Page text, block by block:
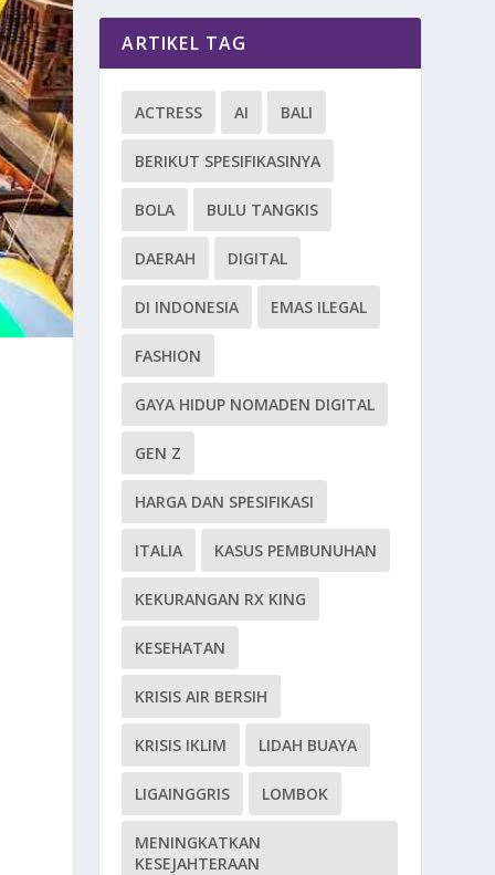
ARTIKEL TAG
ACTRESS AI BALI
BERIKUT SPESIFIKASINYA
BOLA BULU TANGKIS
DAERAH DIGITAL
DI INDONESIA EMAS ILEGAL
FASHION
GAYA HIDUP NOMADEN DIGITAL
GEN Z
HARGA DAN SPESIFIKASI
ITALIA KASUS PEMBUNUHAN
KEKURANGAN RX KING
KESEHATAN
KRISIS AIR BERSIH
KRISIS IKLIM LIDAH BUAYA
LIGAINGGRIS LOMBOK
MENINGKATKAN
KESEJAHTERAAN